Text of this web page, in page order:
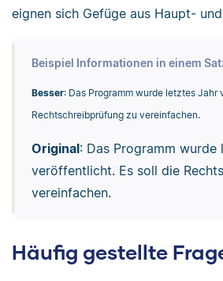
eignen sich Gefüge aus Haupt-
Beispiel Informationen in einem
Besser: Das Programm wurde letztes Jahr
Rechtschreibprüfung zu vereinfachen.
Original: Das Programm wurde
veröffentlicht. Es soll die
vereinfachen.
Häufig gestellte